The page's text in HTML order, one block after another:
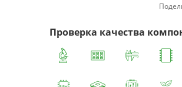
Проверка качества